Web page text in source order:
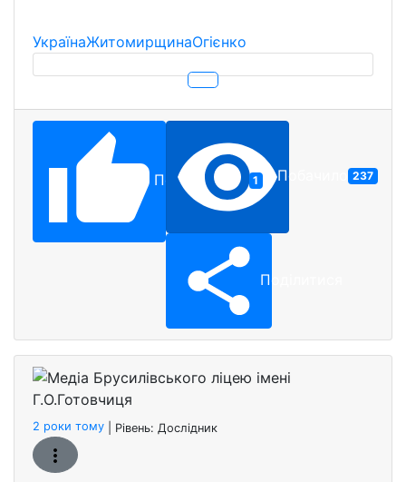
УкраїнаЖитомирщинаОгієнко
Подобається 1 Побачило 237
Поділитися
2 роки тому | Рівень: Дослідник